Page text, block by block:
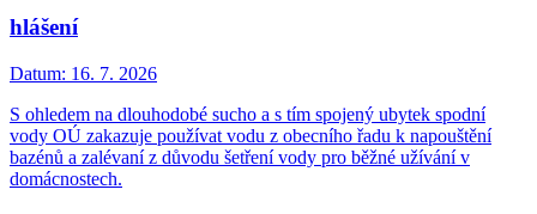
hlášení
Datum: 16. 7. 2026
S ohledem na dlouhodobé sucho a s tím spojený ubytek spodní
vody OÚ zakazuje používat vodu z obecního řadu k napouštění
bazénů a zalévaní z důvodu šetření vody pro běžné užívání v
domácnostech.